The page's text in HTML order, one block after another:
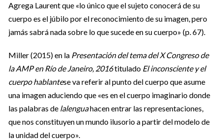
Agrega Laurent que «lo único que el sujeto conocerá de su
cuerpo es el júbilo por el reconocimiento de su imagen, pero
jamás sabrá nada sobre lo que sucede en su cuerpo» (p. 67).
Miller (2015) en la Presentación del tema del X Congreso de
la AMP en Río de Janeiro, 2016titulado El inconsciente y el
cuerpo hablantese va referir al punto del cuerpo que asume
una imagen aduciendo que «es en el cuerpo imaginario donde
las palabras de lalenguahacen entrar las representaciones,
que nos constituyen un mundo ilusorio a partir del modelo de
la unidad del cuerpo».